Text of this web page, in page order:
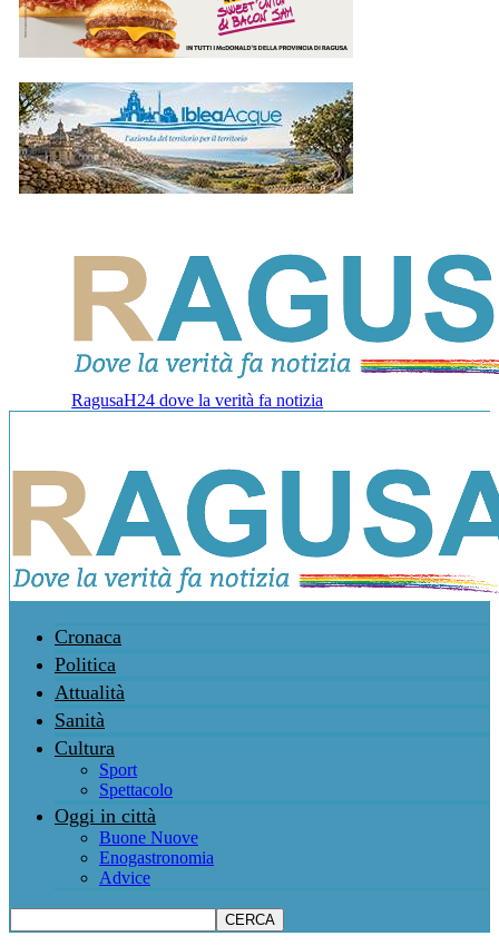
RagusaH24 dove la verità fa notizia
Cronaca
Politica
Attualità
Sanità
Cultura
Sport
Spettacolo
Oggi in città
Buone Nuove
Enogastronomia
Advice